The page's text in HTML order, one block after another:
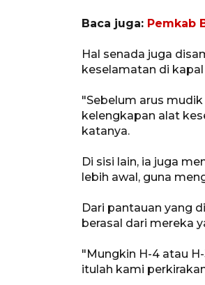
Baca juga: Pemkab
Hal senada juga
keselamatan di
"Sebelum arus
kelengkapan alat
katanya.
Di sisi lain, ia juga
lebih awal, guna
Dari pantauan yang
berasal dari mereka
"Mungkin H-4 atau
itulah kami